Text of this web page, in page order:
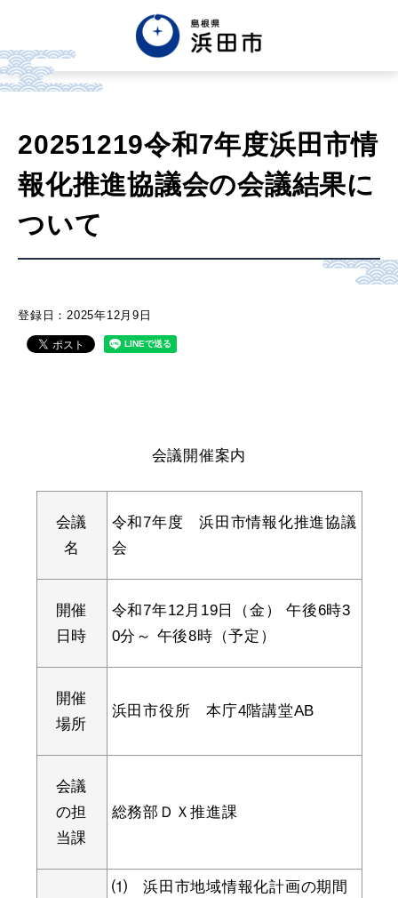
한글 Tiếng việt Tagalog
市政情報
健康・福祉・子育て
移住・定住
観光・飲食
場面から探す
妊娠・出産
教育 出会い・結婚
20251219令和7年度浜田市情
報化推進協議会の会議結果に
ついて
登録日：2025年12月9日
会議開催案内
会議
名
令和7年度 浜田市情報化推進協議
会
開催
日時
令和7年12月19日（金） 午後6時3
0分～ 午後8時（予定）
開催
場所
浜田市役所 本庁4階講堂AB
会議
の担
当課
総務部ＤＸ推進課
⑴ 浜田市地域情報化計画の期間